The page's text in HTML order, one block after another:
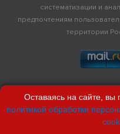
систематизации и
предпочтениям
территории
Оставаясь на сайте, вы
политикой обработки